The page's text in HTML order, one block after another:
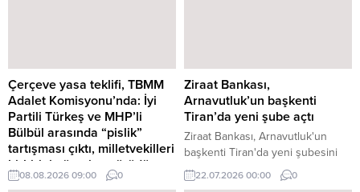
Çerçeve yasa teklifi, TBMM
Adalet Komisyonu’nda: İyi
Partili Türkeş ve MHP’li
Bülbül arasında “pislik”
tartışması çıktı, milletvekilleri
birbirinin üzerine yürüdü
TBMM Adalet Komisyonu’nda
08.08.2026 09:00 0
Ziraat Bankası,
Arnavutluk’un başkenti
Tiran’da yeni şube açtı
Ziraat Bankası, Arnavutluk'un
başkenti Tiran'da yeni şubesini
hizmete açarken, Başbakan Edi
Rama bankanın ülke piyasalarına
22.07.2026 00:00 0